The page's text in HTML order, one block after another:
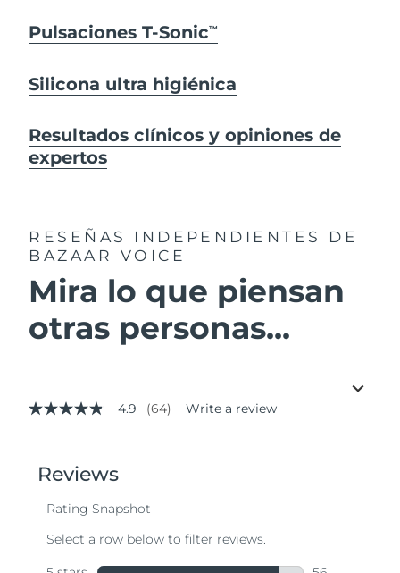
Pulsaciones T-SonicTM
Silicona ultra higiénica
Resultados clínicos y opiniones de
expertos
RESEÑAS INDEPENDIENTES
DE
BAZAAR VOICE
Mira lo que piensan
otras personas...
4.9
stars,
average
value.
4.9 (64) Write a review